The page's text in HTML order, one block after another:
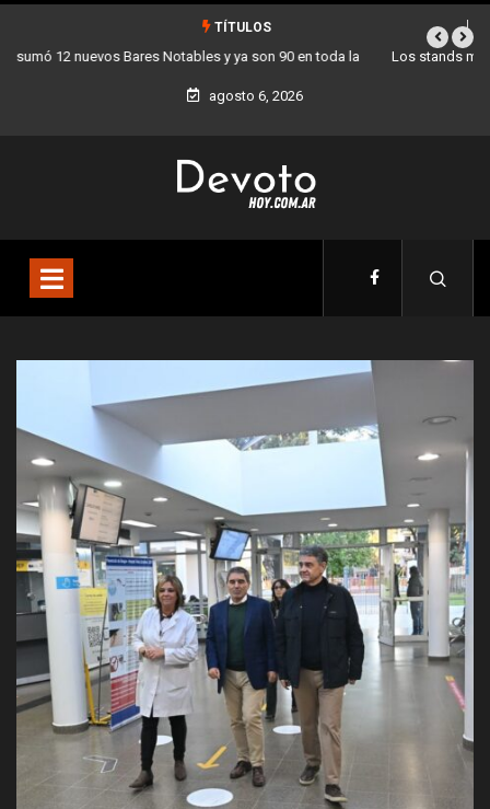
TÍTULOS
Los stands móviles de la Ciudad llegan esta semana a Villa Devoto
agosto 6, 2026